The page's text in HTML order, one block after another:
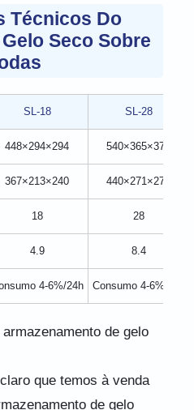
Técnicos Do
Seco Sobre
SL-18 SL-28
448×294×294 540×365×375
367×213×240 440×271×276
18 28
4.9 8.4
4-6%/24h Consumo 4-6%/24h
de gelo
que temos à venda
de gelo